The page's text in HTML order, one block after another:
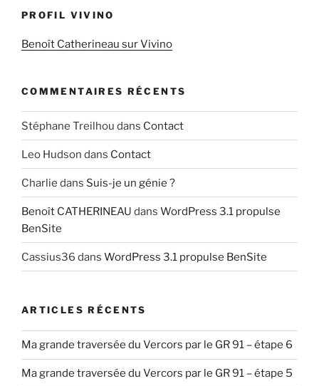
PROFIL VIVINO
Benoît Catherineau sur Vivino
COMMENTAIRES RÉCENTS
Stéphane Treilhou dans Contact
Leo Hudson dans Contact
Charlie dans Suis-je un génie ?
Benoît CATHERINEAU dans WordPress 3.1 propulse
BenSite
Cassius36 dans WordPress 3.1 propulse BenSite
ARTICLES RÉCENTS
Ma grande traversée du Vercors par le GR 91 – étape 6
Ma grande traversée du Vercors par le GR 91 – étape 5